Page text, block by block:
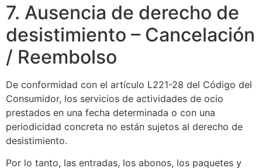
7. Ausencia de derecho de
desistimiento – Cancelación
/ Reembolso
De conformidad con el artículo L221-28 del Código del
Consumidor, los servicios de actividades de ocio
prestados en una fecha determinada o con una
periodicidad concreta no están sujetos al derecho de
desistimiento.
Por lo tanto, las entradas, los abonos, los paquetes y